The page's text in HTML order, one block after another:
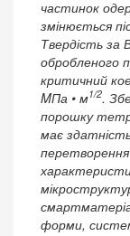
частинок
змінюється
Твердість за
обробленого
критичний
MПа • м1/2.
порошку
має
форми,